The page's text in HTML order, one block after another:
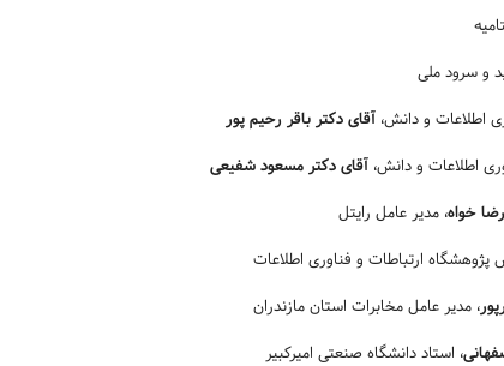
و سرود ملی
اطلاعات و دانش، آقای دکتر باقر رحیم پور
اطلاعات و دانش، آقای دکتر مسعود شفیعی
خواه، مدیر عامل رایتل
پژوهشگاه ارتباطات و فناوری اطلاعات
، مدیر عامل مخابرات استان مازندران
، استاد دانشگاه صنعتی امیرکبیر